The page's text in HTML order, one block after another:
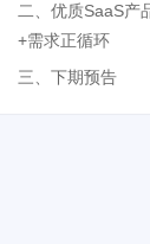
二、优质SaaS产
+需求正循环
三、下期预告